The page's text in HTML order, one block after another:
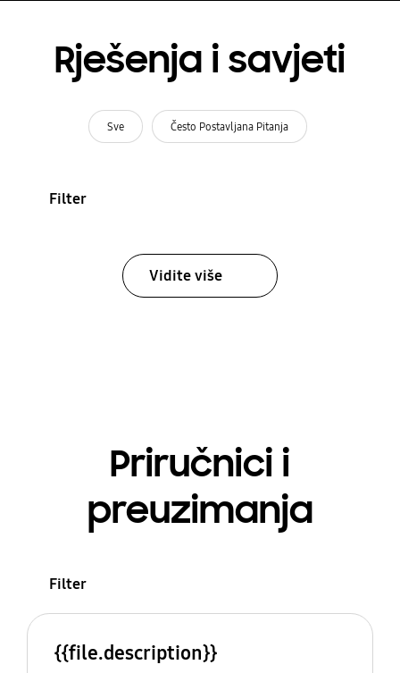
Rješenja i savjeti
Sve Često Postavljana Pitanja
Filter
Vidite više
Priručnici i
preuzimanja
Filter
{{file.description}}